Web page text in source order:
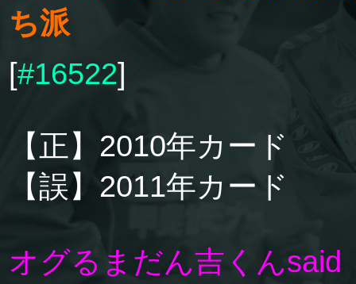
ち派
[#16522]
【正】2010年カード
【誤】2011年カード
オグるまだん吉くんsaid